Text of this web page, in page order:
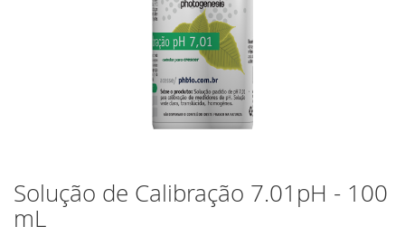
Solução de Calibração 7.01pH - 100
mL
Saltar
para
o